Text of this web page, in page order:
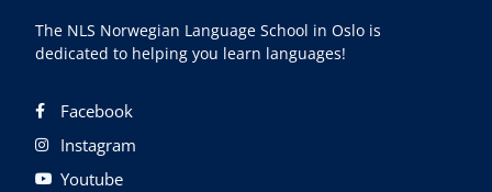
The NLS Norwegian Language School in Oslo is
dedicated to helping you learn languages!
Facebook
Instagram
Youtube